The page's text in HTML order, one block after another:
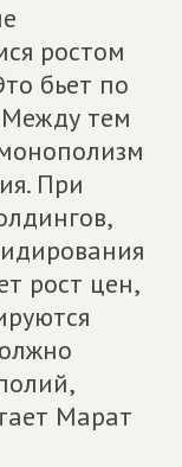
ростом
бьет по
тем
При
рост цен,
Марат